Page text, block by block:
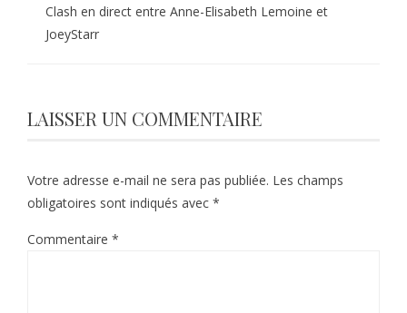
Clash en direct entre Anne-Elisabeth Lemoine et
JoeyStarr
LAISSER UN COMMENTAIRE
Votre adresse e-mail ne sera pas publiée. Les champs
obligatoires sont indiqués avec *
Commentaire *